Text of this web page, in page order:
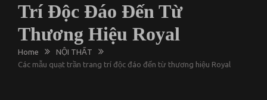
Trí Độc Đáo Đến Từ
Thương Hiệu Royal
Home
NỘI THẤT
Các mẫu quạt trần trang trí độc đáo đến từ thương hiệu Royal